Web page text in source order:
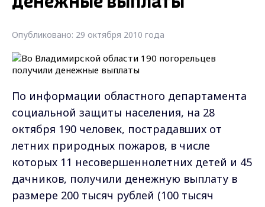
Опубликовано: 29 октября 2010 года
По информации областного департамента
социальной защиты населения, на 28
октября 190 человек, пострадавших от
летних природных пожаров, в числе
которых 11 несовершеннолетних детей и 45
дачников, получили денежную выплату в
размере 200 тысяч рублей (100 тысяч